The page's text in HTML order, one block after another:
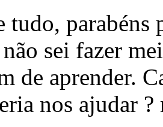
tudo,
sei fazer
de aprender.
nos ajudar